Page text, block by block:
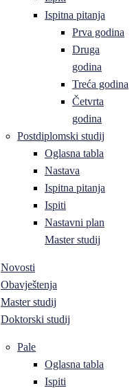
Ispitna pitanja
Prva godina
Druga
godina
Treća godina
Četvrta
godina
Postdiplomski studij
Oglasna tabla
Nastava
Ispitna pitanja
Ispiti
Nastavni plan
Master studij
Novosti
Obavještenja
Master studij
Doktorski studij
Pale
Oglasna tabla
Ispiti